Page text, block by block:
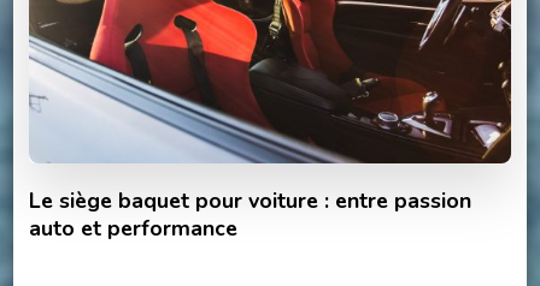
Le siège baquet pour voiture : entre passion
auto et performance